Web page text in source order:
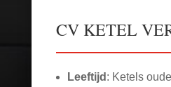
CV KETEL
Leeftijd : Ketels